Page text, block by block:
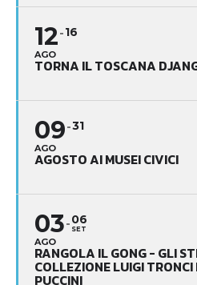
12
AGO
16
TORNA IL TOSCANA
09
AGO
31
AGOSTO AI MUSEI CIVICI
03
AGO
06
SET
RANGOLA IL GONG - GLI
COLLEZIONE LUIGI TRONCI
PUCCINI